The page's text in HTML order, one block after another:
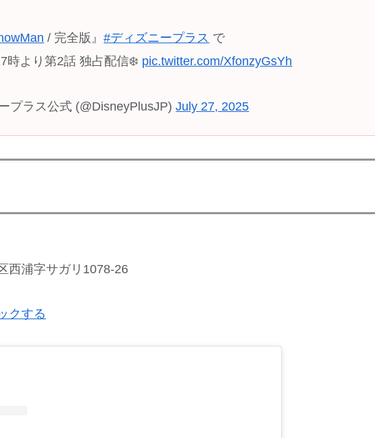
/ 完全版』#ディズニープラス で
時より第2話 独占配信❄️ pic.twitter.com/XfonzyGsYh
プラス公式 (@DisneyPlusJP)July 27, 2025
西浦字サガリ1078-26
クする